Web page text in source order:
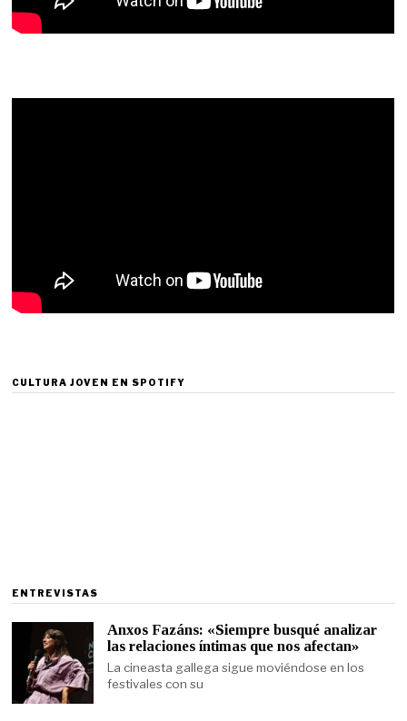
CULTURA JOVEN EN SPOTIFY
ENTREVISTAS
Anxos Fazáns: «Siempre busqué analizar
las relaciones íntimas que nos afectan»
La cineasta gallega sigue moviéndose en los
festivales con su